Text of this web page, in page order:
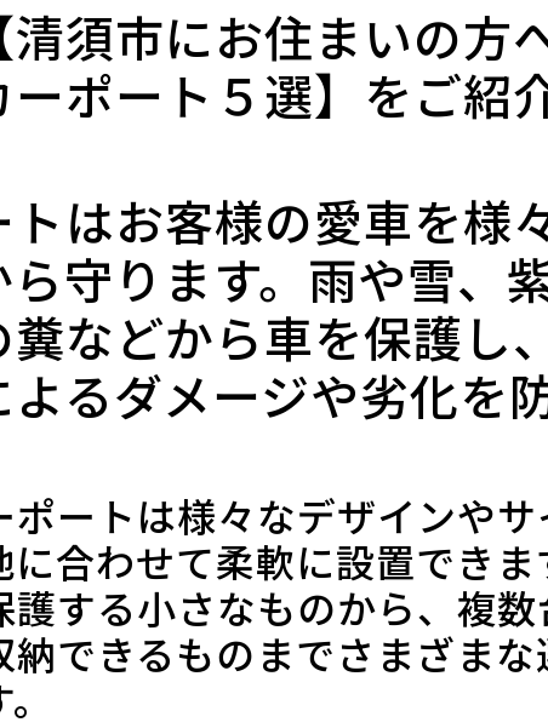
須市にお住まいの方
ーポート５選】をご紹
トはお客様の愛車を様
守ります。雨や雪、
などから車を保護し
るダメージや劣化を
ポートは様々なデザインやサ
に合わせて柔軟に設置できま
護する小さなものから、複数
納できるものまでさまざまな